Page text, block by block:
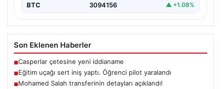
BTC 3094156 ▲ +1.08%
Son Eklenen Haberler
■Casperlar çetesine yeni iddianame
■Eğitim uçağı sert iniş yaptı. Öğrenci pilot yaralandı
■Mohamed Salah transferinin detayları açıklandı!